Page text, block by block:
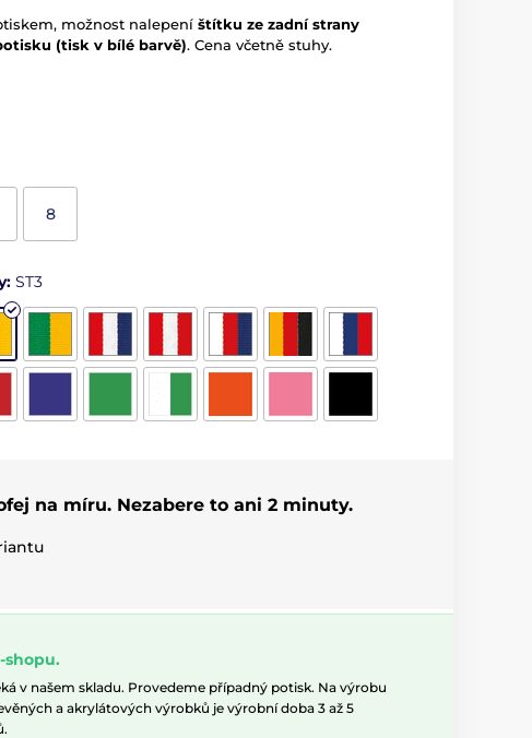
možnost nalepení štítku ze zadní strany
(tisk v bílé barvě). Cena včetně stuhy.
8
ST3
na míru. Nezabere to ani 2 minuty.
shopu.
v našem skladu. Provedeme případný potisk. Na výrobu
a akrylátových výrobků je výrobní doba 3 až 5